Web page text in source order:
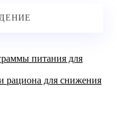
питания для
рациона для снижения